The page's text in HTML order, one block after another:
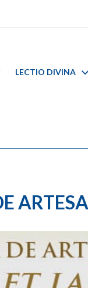
LECTIO DIVINA